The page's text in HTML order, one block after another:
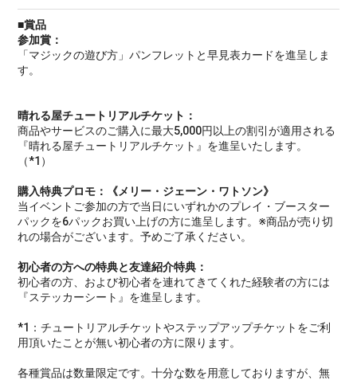
■賞品
参加賞：
「マジックの遊び方」パンフレットと早見表カードを進呈しま
す。
晴れる屋チュートリアルチケット：
商品やサービスのご購入に最大5,000円以上の割引が適用される
『晴れる屋チュートリアルチケット』を進呈いたします。
（*1）
購入特典プロモ：《メリー・ジェーン・ワトソン》
当イベントご参加の方で当日にいずれかのプレイ・ブースター
パックを6パックお買い上げの方に進呈します。※商品が売り切
れの場合がございます。予めご了承ください。
初心者の方への特典と友達紹介特典：
初心者の方、および初心者を連れてきてくれた経験者の方には
『ステッカーシート』を進呈します。
*1：チュートリアルチケットやステップアップチケットをご利
用頂いたことが無い初心者の方に限ります。
各種賞品は数量限定です。十分な数を用意しておりますが、無